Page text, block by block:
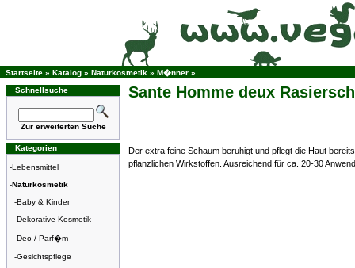
Startseite » Katalog » Naturkosmetik » M�nner »
Schnellsuche
Zur erweiterten Suche
Kategorien
-Lebensmittel
-Naturkosmetik
-Baby & Kinder
-Dekorative Kosmetik
-Deo / Parf�m
-Gesichtspflege
Sante Homme deux
Der extra feine Schaum beruhigt und pflegt die Haut
pflanzlichen Wirkstoffen. Ausreichend für ca. 20-30